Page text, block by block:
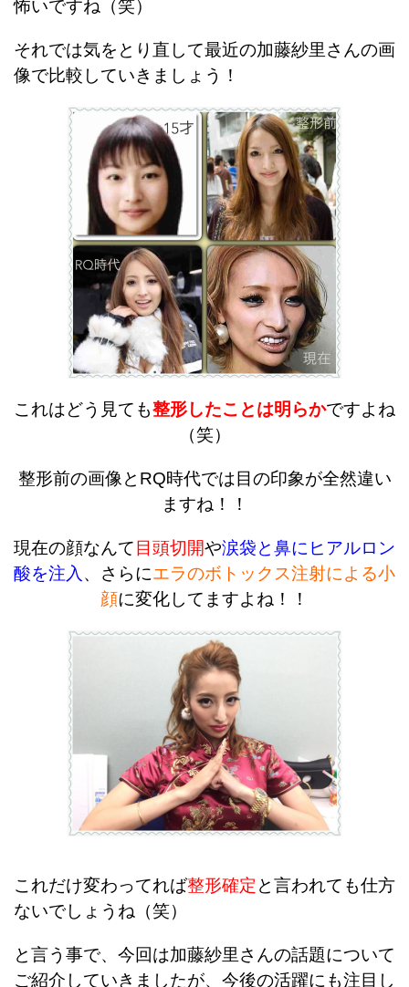
怖いですね（笑）
それでは気をとり直して最近の加藤紗里さんの画
像で比較していきましょう！
これはどう見ても整形したことは明らかですよね
（笑）
整形前の画像とRQ時代では目の印象が全然違い
ますね！！
現在の顔なんて目頭切開や涙袋と鼻にヒアルロン
酸を注入 、さらにエラのボトックス注射による小
顔に変化してますよね！！
これだけ変わってれば整形確定 と言われても仕方
ないでしょうね（笑）
と言う事で、 今回は加藤紗里さんの話題について
ご紹介していきましたが、今後の活躍にも注目し